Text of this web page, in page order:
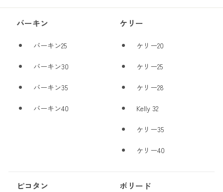
バーキン
バーキン25
バーキン30
バーキン35
バーキン40
ケリー
ケリー20
ケリー25
ケリー28
Kelly 32
ケリー35
ケリー40
ピコタン ボリード